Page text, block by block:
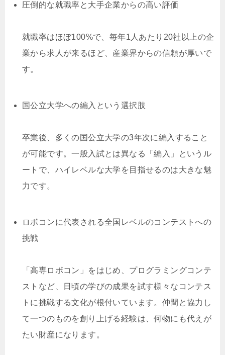
圧倒的な就職率と大手企業からの高い評価
就職率はほぼ100%で、毎年1人あたり20社以上の企
業から求人が来るほど、産業界からの信頼が厚いで
す。
国公立大学への編入という選択肢
卒業後、多くの国公立大学の3年次に編入すること
が可能です。一般入試とは異なる「編入」というル
ートで、ハイレベルな大学を目指せるのは大きな魅
力です。
ロボコンに代表される全国レベルのコンテストへの
挑戦
「高専ロボコン」をはじめ、プログラミングコンテ
ストなど、日頃の学びの成果を試す様々なコンテス
トに挑戦する文化が根付いています。仲間と協力し
て一つのものを創り上げる経験は、何物にも代えが
たい財産になります。